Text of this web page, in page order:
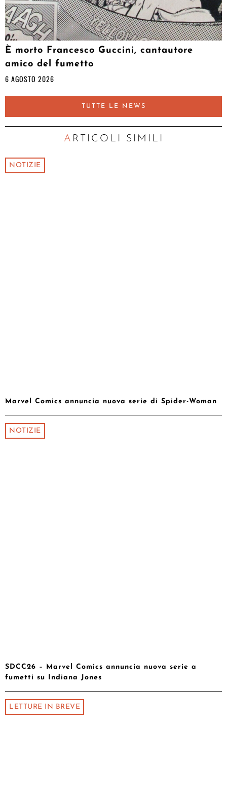
È morto Francesco Guccini, cantautore
amico del fumetto
6 AGOSTO 2026
TUTTE LE NEWS
ARTICOLI SIMILI
NOTIZIE
Marvel Comics annuncia nuova serie di Spider-Woman
NOTIZIE
SDCC26 – Marvel Comics annuncia nuova serie a
fumetti su Indiana Jones
LETTURE IN BREVE